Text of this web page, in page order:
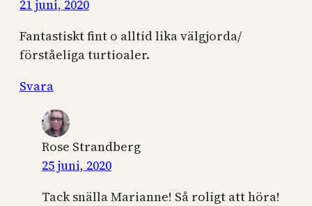
21 juni, 2020
Fantastiskt fint o alltid lika välgjorda/
förståeliga turtioaler.
Svara
Rose Strandberg
25 juni, 2020
Tack snälla Marianne! Så roligt att höra!